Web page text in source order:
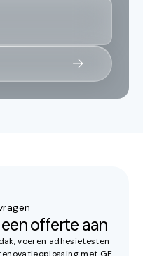
offerte aan
voeren adhesietesten